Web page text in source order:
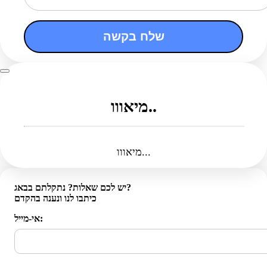
שלח בקשה
מיאווו..
מיאווו...
יש לכם שאלות? נתקלתם בבאג?
כיתבו לנו ונענה בהקדם
אי-מייל: